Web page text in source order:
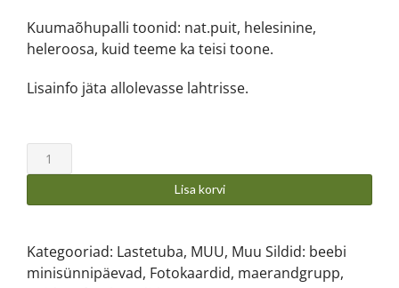
Kuumaõhupalli toonid: nat.puit, helesinine,
heleroosa, kuid teeme ka teisi toone.
Lisainfo jäta allolevasse lahtrisse.
Lisa korvi
Kategooriad: Lastetuba, MUU, Muu Sildid: beebi
minisünnipäevad, Fotokaardid, maerandgrupp,